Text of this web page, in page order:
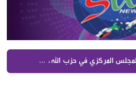
عضو المجلس المركزي في حزب الله، سماحة الشيخ الدكتور علي جاب